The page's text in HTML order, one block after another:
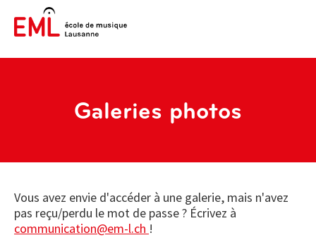
Galeries photos
Vous avez envie d'accéder à une galerie, mais n'avez
pas reçu/perdu le mot de passe ? Écrivez à
communication@em-l.ch !